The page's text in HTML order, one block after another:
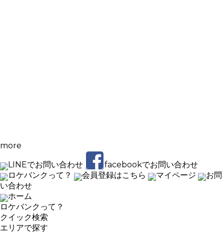
more
LINEでお問い合わせ
facebookでお問い合わせ
ロケバンクって？
会員登録はこちら マイページ
お問
い合わせ
ホーム
ロケバンクって？
クイック検索
エリアで探す